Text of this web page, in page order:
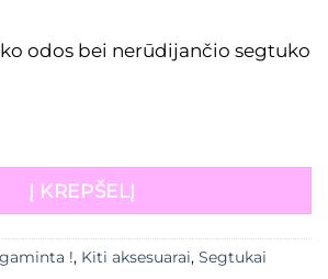
odos bei nerūdijančio segtuko
Į KREPŠELĮ
!, Kiti aksesuarai, Segtukai